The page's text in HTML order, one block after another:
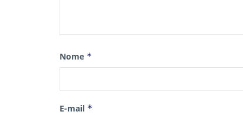
Nome *
E-mail *